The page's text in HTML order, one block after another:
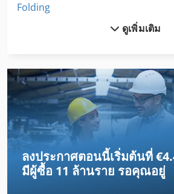
Folding
Hpp 11
Lm Guide
O K
Om 646
Om 646 De 22 La Evo
ดูเพิ่มเติม
ลงประกาศตอนนี้เริ่มต้นที่
มีผู้ซื้อ 11 ล้านราย รอคุณอยู่